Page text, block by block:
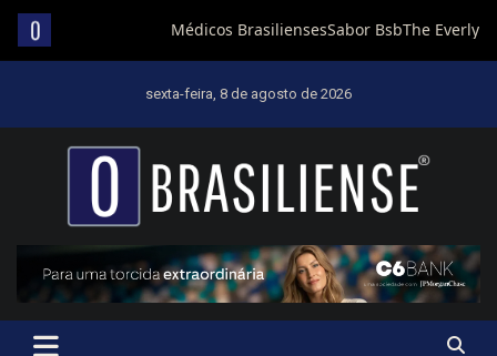
sexta-feira, 8 de agosto de 2026
Um diário de notícias que trabalha por Brasília